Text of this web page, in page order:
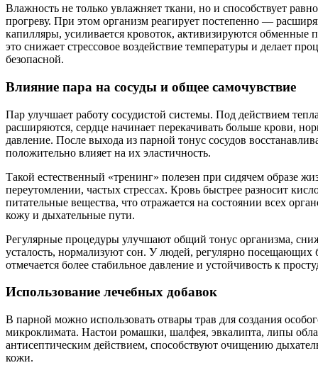
Влажность не только увлажняет ткани, но и способствует
прогреву. При этом организм реагирует постепенно —
капилляры, усиливается кровоток, активизируются обменные
это снижает стрессовое воздействие температуры и делает
безопасной.
Влияние пара на сосуды и общее самочувствие
Пар улучшает работу сосудистой системы. Под действием
расширяются, сердце начинает перекачивать больше крови,
давление. После выхода из парной тонус сосудов
положительно влияет на их эластичность.
Такой естественный «тренинг» полезен при сидячем образе
переутомлении, частых стрессах. Кровь быстрее разносит
питательные вещества, что отражается на состоянии всех
кожу и дыхательные пути.
Регулярные процедуры улучшают общий тонус организма,
усталость, нормализуют сон. У людей, регулярно посещающих
отмечается более стабильное давление и устойчивость к
Использование лечебных добавок
В парной можно использовать отвары трав для создания
микроклимата. Настои ромашки, шалфея, эвкалипта, липы
антисептическим действием, способствуют очищению
кожи.